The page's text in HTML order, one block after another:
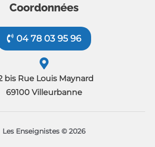
Coordonnées
04 78 03 95 96
bis Rue Louis Maynard
69100 Villeurbanne
Les Enseignistes © 2026